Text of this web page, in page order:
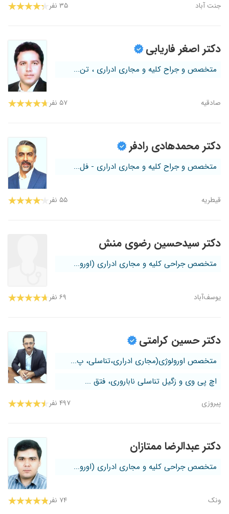
جنت آباد ۳۵ نفر
دکتر اصغر فاریابی
متخصص و جراح کلیه و مجاری ادراری ، تن...
صادقیه ۵۷ نفر
دکتر محمدهادی رادفر
متخصص و جراح کلیه و مجاری ادراری - فل...
قیطریه ۵۵ نفر
دکتر سیدحسین رضوی منش
متخصص جراحی کلیه و مجاری ادراری (اورو...
یوسف‌آباد ۶۹ نفر
دکتر حسین کرامتی
متخصص اورولوژی(مجاری ادراری،تناسلی، پ...
اچ پی وی و زگیل تناسلی ناباروری، فتق ...
پیروزی ۴۹۷ نفر
دکتر عبدالرضا ممتازان
متخصص جراحی کلیه و مجاری ادراری (اورو...
ونک ۷۴ نفر